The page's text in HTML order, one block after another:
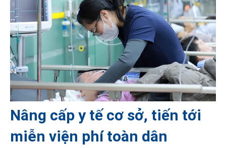
Nâng cấp y tế cơ sở, tiến tới
miễn viện phí toàn dân